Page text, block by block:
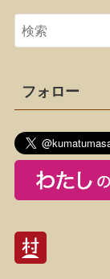
フォロー